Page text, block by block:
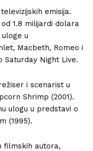
emisija.
1.8 milijardi dolara
u
Macbeth, Romeo i
Saturday Night Live.
i scenarist u
Shrimp (2001).
ulogu u predstavi o
(1995).
filmskih autora,